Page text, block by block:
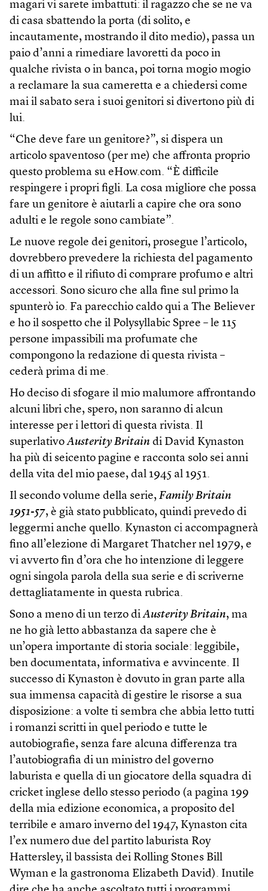
magari vi sarete imbattuti: il ragazzo che se ne va
di casa sbattendo la porta (di solito, e
incautamente, mostrando il dito medio), passa un
paio d’anni a rimediare lavoretti da poco in
qualche rivista o in banca, poi torna mogio mogio
a reclamare la sua cameretta e a chiedersi come
mai il sabato sera i suoi genitori si divertono più di
lui.
“Che deve fare un genitore?”, si dispera un
articolo spaventoso (per me) che affronta proprio
questo problema su eHow.com. “È difficile
respingere i propri figli. La cosa migliore che possa
fare un genitore è aiutarli a capire che ora sono
adulti e le regole sono cambiate”.
Le nuove regole dei genitori, prosegue l’articolo,
dovrebbero prevedere la richiesta del pagamento
di un affitto e il rifiuto di comprare profumo e altri
accessori. Sono sicuro che alla fine sul primo la
spunterò io. Fa parecchio caldo qui a The Believer
e ho il sospetto che il Polysyllabic Spree – le 115
persone impassibili ma profumate che
compongono la redazione di questa rivista –
cederà prima di me.
Ho deciso di sfogare il mio malumore affrontando
alcuni libri che, spero, non saranno di alcun
interesse per i lettori di questa rivista. Il
superlativoAusterity Britain di David Kynaston
ha più di seicento pagine e racconta solo sei anni
della vita del mio paese, dal 1945 al 1951.
Il secondo volume della serie, Family Britain
1951-57, è già stato pubblicato, quindi prevedo di
leggermi anche quello. Kynaston ci accompagnerà
fino all’elezione di Margaret Thatcher nel 1979, e
vi avverto fin d’ora che ho intenzione di leggere
ogni singola parola della sua serie e di scriverne
dettagliatamente in questa rubrica.
Sono a meno di un terzo diAusterity Britain, ma
ne ho già letto abbastanza da sapere che è
un’opera importante di storia sociale: leggibile,
ben documentata, informativa e avvincente. Il
successo di Kynaston è dovuto in gran parte alla
sua immensa capacità di gestire le risorse a sua
disposizione: a volte ti sembra che abbia letto tutti
i romanzi scritti in quel periodo e tutte le
autobiografie, senza fare alcuna differenza tra
l’autobiografia di un ministro del governo
laburista e quella di un giocatore della squadra di
cricket inglese dello stesso periodo (a pagina 199
della mia edizione economica, a proposito del
terribile e amaro inverno del 1947, Kynaston cita
l’ex numero due del partito laburista Roy
Hattersley, il bassista dei Rolling Stones Bill
Wyman e la gastronoma Elizabeth David). Inutile